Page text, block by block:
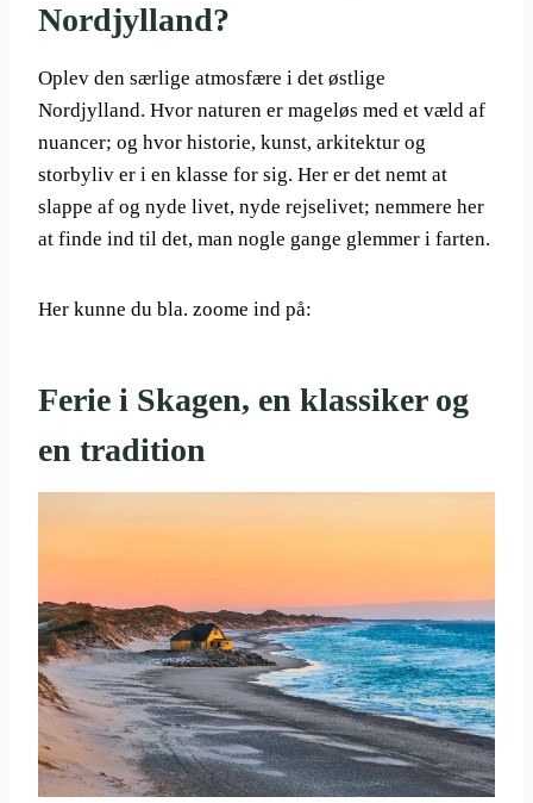
Nordjylland?
Oplev den særlige atmosfære i det østlige
Nordjylland. Hvor naturen er mageløs med et væld af
nuancer; og hvor historie, kunst, arkitektur og
storbyliv er i en klasse for sig. Her er det nemt at
slappe af og nyde livet, nyde rejselivet; nemmere her
at finde ind til det, man nogle gange glemmer i farten.
Her kunne du bla. zoome ind på:
Ferie i Skagen, en klassiker og
en tradition